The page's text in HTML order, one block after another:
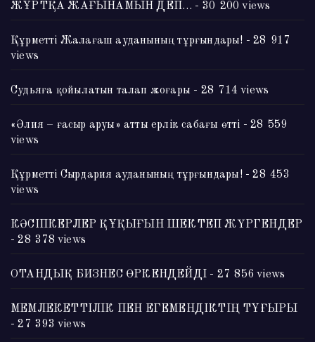
ЖҰРТҚА ЖАҒЫНАМЫН ДЕП… - 30 200 views
Құрметті Жалағаш ауданының тұрғындары! - 28 917
views
Судьяға қойылатын талап жоғары - 28 714 views
«Әлия – ғасыр аруы» атты ерлік сабағы өтті - 28 559
views
Құрметті Сырдария ауданының тұрғындары!- 28 453
views
КӘСІПКЕРЛЕР ҚҰҚЫҒЫН ШЕКТЕП ЖҮРГЕНДЕР
- 28 378 views
ОТАНДЫҚ БИЗНЕС ӨРКЕНДЕЙДІ - 27 856 views
МЕМЛЕКЕТТІЛІК ПЕН ЕГЕМЕНДІКТІҢ ТҰҒЫРЫ
- 27 393 views